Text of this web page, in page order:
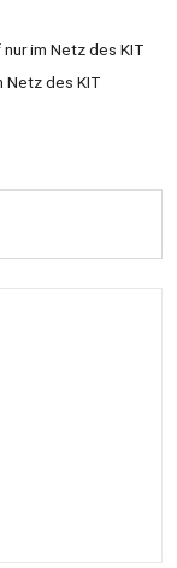
im Netz des KIT
Netz des KIT